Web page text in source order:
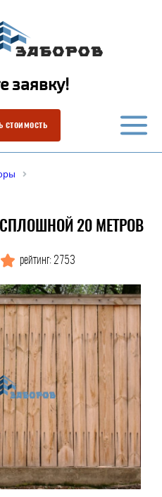
заявку!
стоимость
20 МЕТРОВ
рейтинг: 2753